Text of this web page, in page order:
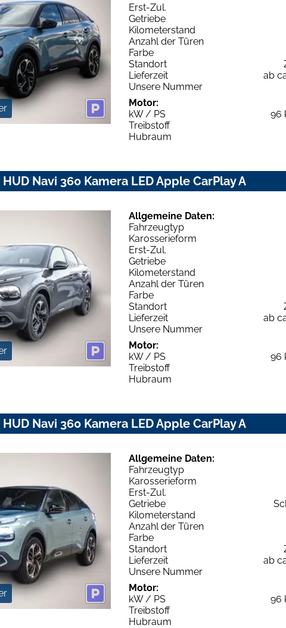
Erst-Zul.
Getriebe
Kilometerstand
Anzahl der Türen
Farbe
Standort
Lieferzeit
ab
Unsere Nummer
Motor:
kW / PS
96
Treibstoff
Hubraum
Navi 360 Kamera LED Apple CarPlay A
Allgemeine Daten:
Fahrzeugtyp
Karosserieform
Erst-Zul.
Getriebe
Kilometerstand
Anzahl der Türen
Farbe
Standort
Lieferzeit
ab
Unsere Nummer
Motor:
kW / PS
96
Treibstoff
Hubraum
Navi 360 Kamera LED Apple CarPlay A
Allgemeine Daten:
Fahrzeugtyp
Karosserieform
Erst-Zul.
Getriebe
Kilometerstand
Anzahl der Türen
Farbe
Standort
Lieferzeit
ab
Unsere Nummer
Motor:
kW / PS
96
Treibstoff
Hubraum